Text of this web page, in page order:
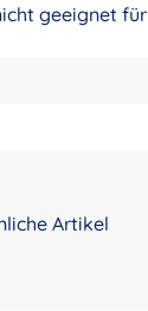
geeignet
Artikel